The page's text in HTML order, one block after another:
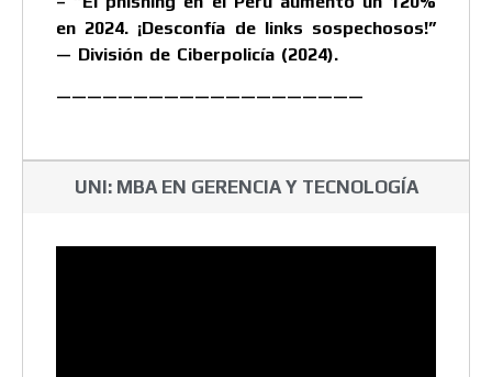
en 2024. ¡Desconfía de links sospechosos!”
— División de Ciberpolicía (2024).
————————————————————
UNI: MBA EN GERENCIA Y TECNOLOGÍA